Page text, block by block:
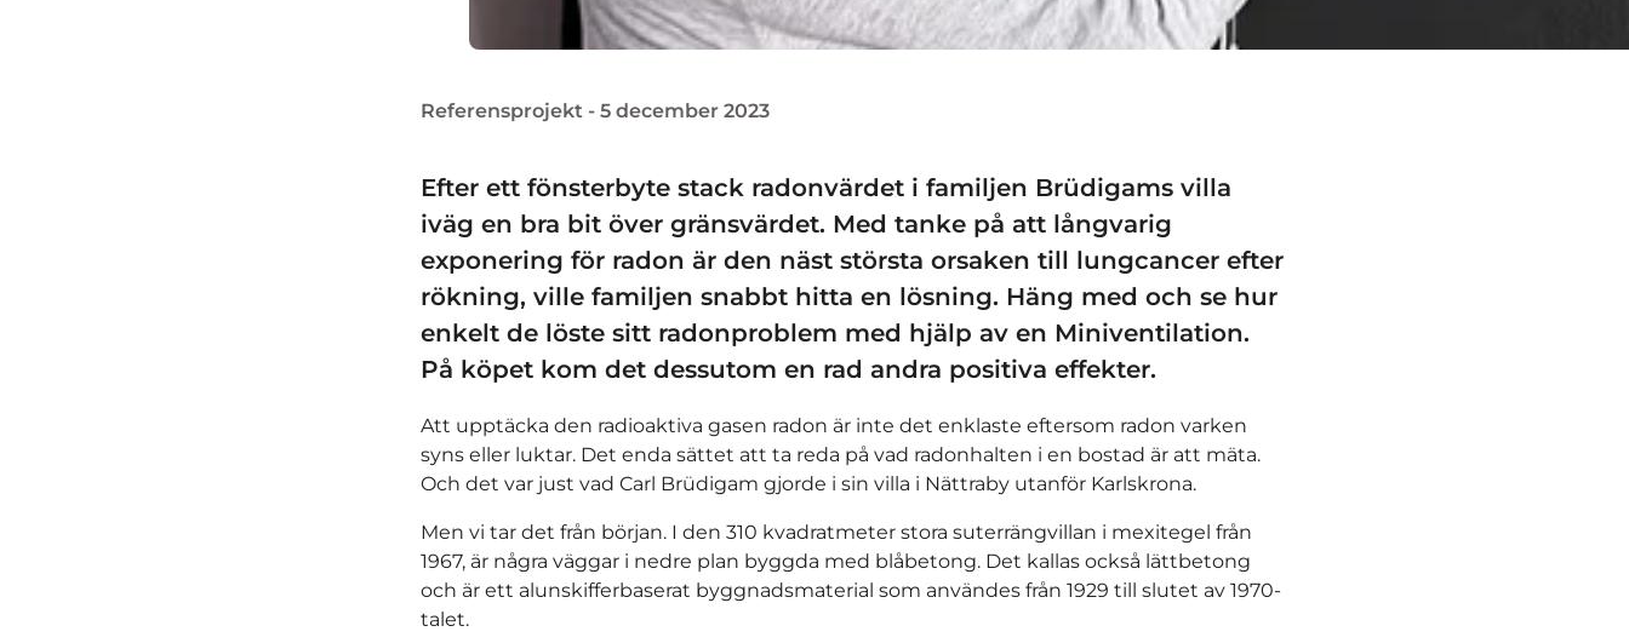
Referensprojekt - 5 december 2023
Efter ett fönsterbyte stack radonvärdet i familjen Brüdigams villa
iväg en bra bit över gränsvärdet. Med tanke på att långvarig
exponering för radon är den näst största orsaken till lungcancer efter
rökning, ville familjen snabbt hitta en lösning. Häng med och se hur
enkelt de löste sitt radonproblem med hjälp av en Miniventilation.
På köpet kom det dessutom en rad andra positiva effekter.
Att upptäcka den radioaktiva gasen radon är inte det enklaste eftersom radon varken
syns eller luktar. Det enda sättet att ta reda på vad radonhalten i en bostad är att mäta.
Och det var just vad Carl Brüdigam gjorde i sin villa i Nättraby utanför Karlskrona.
Men vi tar det från början. I den 310 kvadratmeter stora suterrängvillan i mexitegel från
1967, är några väggar i nedre plan byggda med blåbetong. Det kallas också lättbetong
och är ett alunskifferbaserat byggnadsmaterial som användes från 1929 till slutet av 1970-
talet.